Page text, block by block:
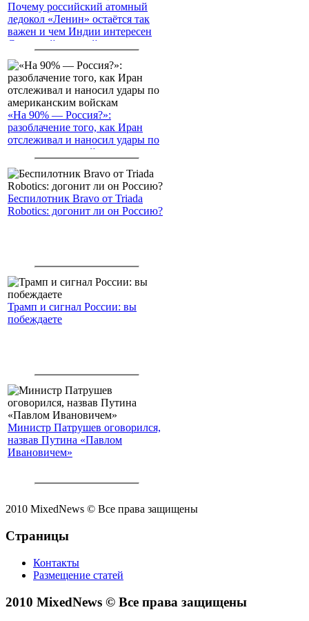
Почему российский атомный
ледокол «Ленин» остаётся так
важен и чем Индии интересен
Северный морской путь
«На 90% — Россия?»:
разоблачение того, как Иран
отслеживал и наносил удары по
американским войскам
Беспилотник Bravo от Triada
Robotics: догонит ли он Россию?
Трамп и сигнал России: вы
побеждаете
Министр Патрушев оговорился,
назвав Путина «Павлом
Ивановичем»
2010 MixedNews © Все права защищены
Страницы
Контакты
Размещение статей
2010 MixedNews © Все права защищены